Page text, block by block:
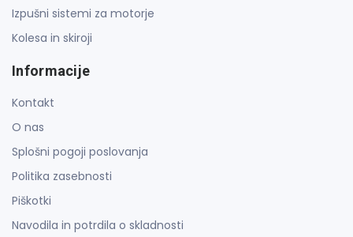
Izpušni sistemi za motorje
Kolesa in skiroji
Informacije
Kontakt
O nas
Splošni pogoji poslovanja
Politika zasebnosti
Piškotki
Navodila in potrdila o skladnosti